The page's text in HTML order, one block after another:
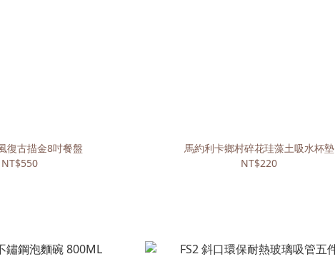
復古描金8吋餐盤
NT$550
馬約利卡鄉村碎花珪藻土吸水杯墊
NT$220